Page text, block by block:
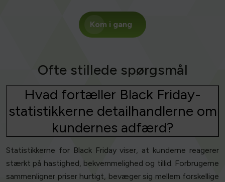
Kom i gang
Ofte stillede spørgsmål
Hvad fortæller Black Friday-
statistikkerne detailhandlerne om
kundernes adfærd?
Statistikkerne for Black Friday viser, at kunderne reagerer
stærkt på hastighed, bekvemmelighed og tillid. Forbrugerne
sammenligner priser hurtigt, bevæger sig mellem forskellige